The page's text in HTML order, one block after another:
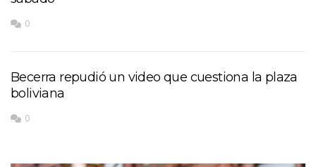
0
Becerra repudió un video que cuestiona la plaza
boliviana
0